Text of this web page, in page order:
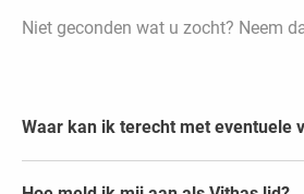
Niet geconden wat u zocht? Neem
Waar kan ik terecht met eventuele